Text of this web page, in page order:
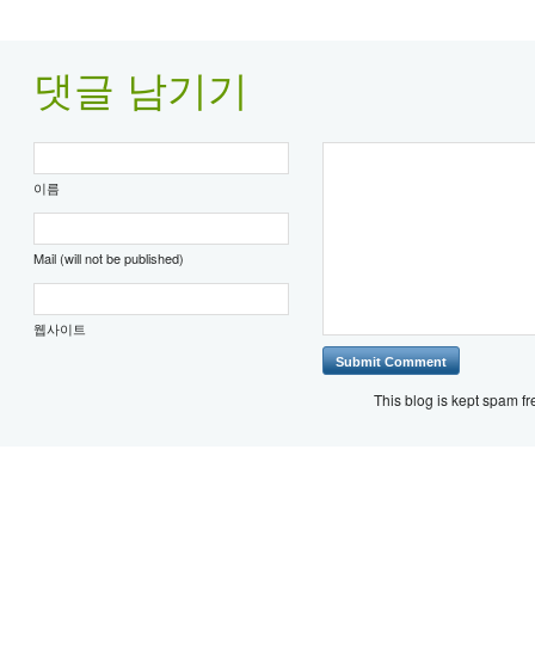
댓글 남기기
이름
Mail (will not be published)
웹사이트
This blog is kept spam